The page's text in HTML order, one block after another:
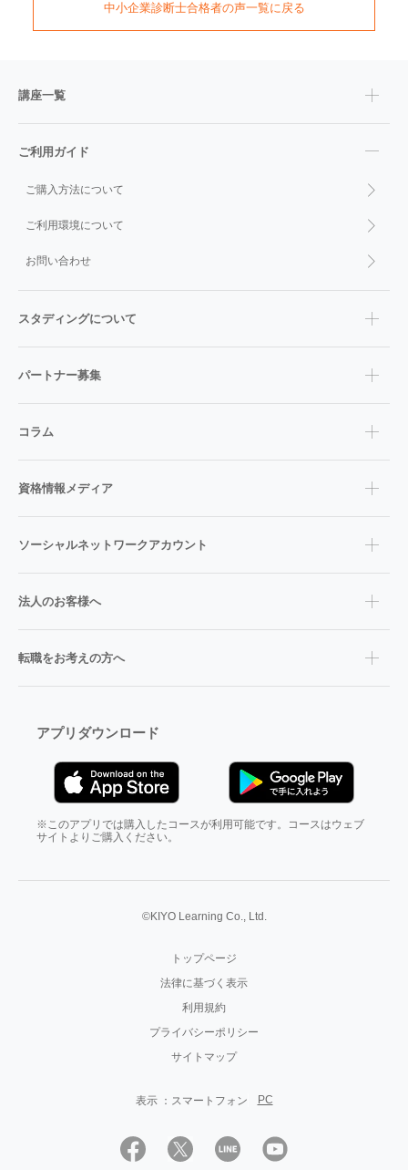
中小企業診断士合格者の声一覧に戻る
講座一覧
ご利用ガイド
ご購入方法について
ご利用環境について
お問い合わせ
スタディングについて
パートナー募集
コラム
資格情報メディア
ソーシャルネットワークアカウント
法人のお客様へ
転職をお考えの方へ
アプリダウンロード
※このアプリでは購入したコースが利用可能です。コースはウェブ
サイトよりご購入ください。
©KIYO Learning Co., Ltd.
トップページ
法律に基づく表示
利用規約
プライバシーポリシー
サイトマップ
表示 ： スマートフォン PC